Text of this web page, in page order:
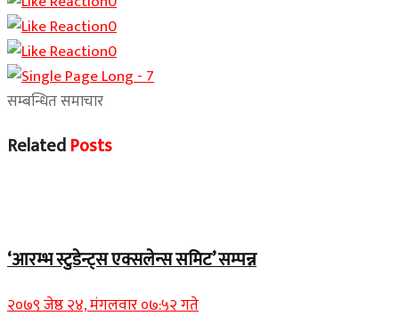
0
0
सम्बन्धित समाचार
RelatedPosts
‘आरम्भ स्टुडेन्ट्स एक्सलेन्स समिट’ सम्पन्न
२०७९ जेष्ठ २४, मंगलवार ०७:५२ गते